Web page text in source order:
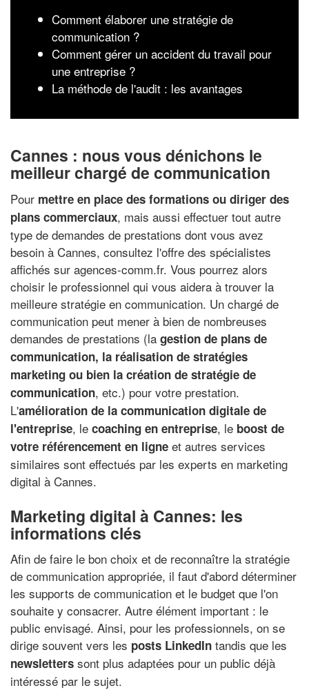
Comment élaborer une stratégie de
communication ?
Comment gérer un accident du travail pour
une entreprise ?
La méthode de l'audit : les avantages
Cannes : nous vous dénichons le
meilleur chargé de communication
Pour mettre en place des formations ou diriger des
plans commerciaux, mais aussi effectuer tout autre
type de demandes de prestations dont vous avez
besoin à Cannes, consultez l'offre des spécialistes
affichés sur agences-comm.fr. Vous pourrez alors
choisir le professionnel qui vous aidera à trouver la
meilleure stratégie en communication. Un chargé de
communication peut mener à bien de nombreuses
demandes de prestations (la gestion de plans de
communication, la réalisation de stratégies
marketing ou bien la création de stratégie de
communication, etc.) pour votre prestation.
L'amélioration de la communication digitale de
l'entreprise, le coaching en entreprise, le boost de
votre référencement en ligne et autres services
similaires sont effectués par les experts en marketing
digital à Cannes.
Marketing digital à Cannes: les
informations clés
Afin de faire le bon choix et de reconnaître la stratégie
de communication appropriée, il faut d'abord déterminer
les supports de communication et le budget que l'on
souhaite y consacrer. Autre élément important : le
public envisagé. Ainsi, pour les professionnels, on se
dirige souvent vers les posts LinkedIn tandis que les
newsletters sont plus adaptées pour un public déjà
intéressé par le sujet.